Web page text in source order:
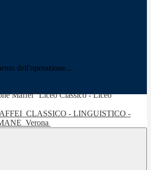
dell'operazione...
CLASSICO - LINGUISTICO -
Verona